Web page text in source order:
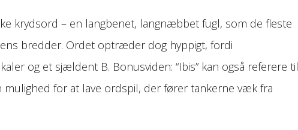
krydsord – en langbenet, langnæbbet fugl, som de fleste
bredder. Ordet optræder dog hyppigt, fordi
og et sjældent B. Bonusviden: “Ibis” kan også referere til
for at lave ordspil, der fører tankerne væk fra